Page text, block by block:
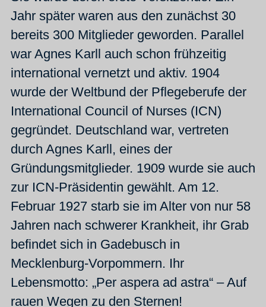
Jahr später waren aus den zunächst 30
bereits 300 Mitglieder geworden. Parallel
war Agnes Karll auch schon frühzeitig
international vernetzt und aktiv. 1904
wurde der Weltbund der Pflegeberufe der
International Council of Nurses (ICN)
gegründet. Deutschland war, vertreten
durch Agnes Karll, eines der
Gründungsmitglieder. 1909 wurde sie auch
zur ICN-Präsidentin gewählt. Am 12.
Februar 1927 starb sie im Alter von nur 58
Jahren nach schwerer Krankheit, ihr Grab
befindet sich in Gadebusch in
Mecklenburg-Vorpommern. Ihr
Lebensmotto: „Per aspera ad astra“ – Auf
rauen Wegen zu den Sternen!